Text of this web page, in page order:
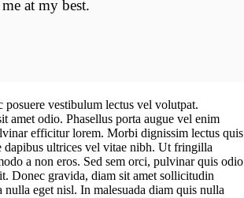
at my best.
vestibulum lectus vel volutpat.
amet odio. Phasellus porta augue vel enim
efficitur lorem. Morbi dignissim lectus quis
dapibus ultrices vel vitae nibh. Ut fringilla
a non eros. Sed sem orci, pulvinar quis odio
Donec gravida, diam sit amet sollicitudin
eget nisl. In malesuada diam quis nulla